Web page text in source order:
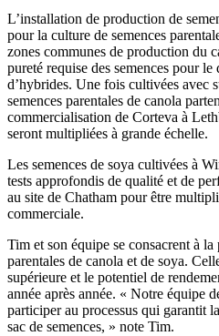
L’installation de production de
pour la culture de semences
zones communes de production du
pureté requise des semences pour le
d’hybrides. Une fois cultivées avec
semences parentales de canola
commercialisation de Corteva à
seront multipliées à grande échelle.
Les semences de soya cultivées à
tests approfondis de qualité et de
au site de Chatham pour être
commerciale.
Tim et son équipe se consacrent à
parentales de canola et de soya.
supérieure et le potentiel de
année après année. « Notre équipe
participer au processus qui garantit
sac de semences, » note Tim.